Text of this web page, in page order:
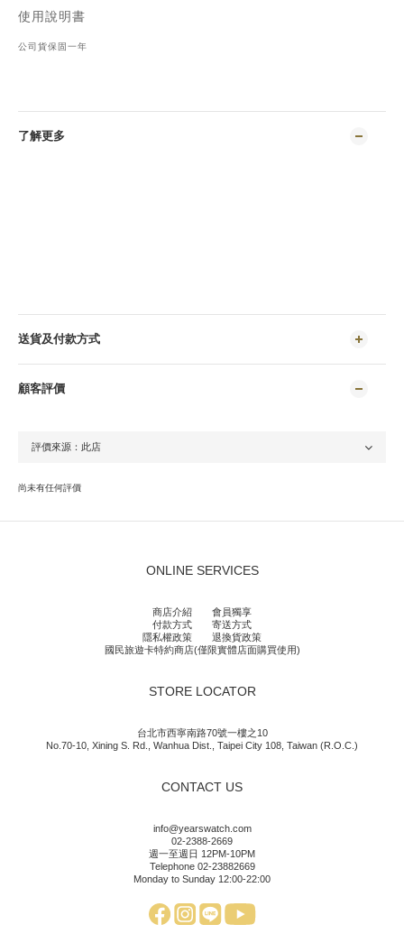
使用說明書
公司貨保固一年
了解更多
送貨及付款方式
顧客評價
尚未有任何評價
ONLINE SERVICES
商店介紹
會員獨享
付款方式
寄送方式
隱私權政策
退換貨政策
國民旅遊卡特約商店(僅限實體店面購買使用)
STORE LOCATOR
台北市西寧南路70號一樓之10
No.70-10, Xining S. Rd., Wanhua Dist., Taipei City 108, Taiwan (R.O.C.)
CONTACT US
info@yearswatch.com
02-2388-2669
週一至週日 12PM-10PM
Telephone 02-23882669
Monday to Sunday 12:00-22:00